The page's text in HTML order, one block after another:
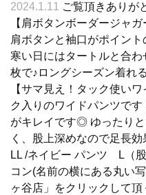
2024.1.11
ご覧頂きありが
【肩ボタンボーダージャ
肩ボタンと袖口がポイン
寒い日にはタートルと合
枚で♪ロングシーズン着れ
【サマ見え！タック使い
ク入りのワイドパンツで
がキレイです◎ ゆったり
く、股上深めなので足長
LL /ネイビー パンツ L（
コン(名前の横にある丸い
ヶ谷店」をクリックして